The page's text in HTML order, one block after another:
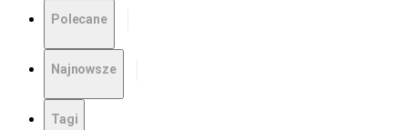
Polecane
Najnowsze
Tagi